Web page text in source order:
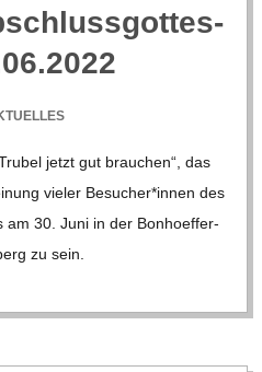
jetzt gut brau­chen“, das
vie­ler Besucher*innen des
am 30. Juni in der Bon­hoe­f­­fer-
zu sein.